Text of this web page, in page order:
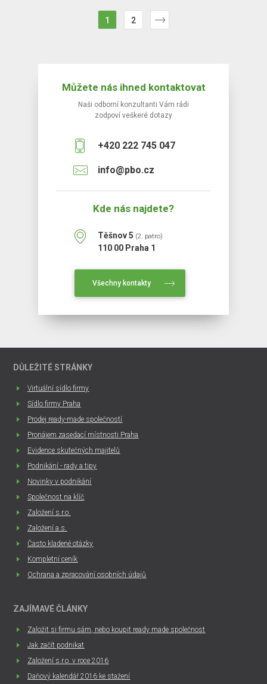
1 2
Můžete nás ihned kontaktovat
Naši odborní konzultanti Vám rádi
zodpoví veškeré dotazy
+420 222 745 047
info@pbo.cz
Kde nás najdete?
Těšnov 5 (2. patro)
110 00 Praha 1
Všechny kontakty
DŮLEŽITÉ STRÁNKY
Virtuální sídlo firmy
Sídlo firmy Praha
Prodej ready-made společností
Pronájem zasedací místnosti Praha
Evidence skutečných majitelů
Podnikání - rady a tipy
Novinky v podnikání
Společnost na klíč
Založení s.r.o.
Založení a.s.
Často kladené otázky
Kompletní ceník
Ochrana a zpracování osobních údajů
ZAJÍMAVÉ ČLÁNKY
Založit si firmu sám, nebo koupit ready made společnost
Jak začít podnikat
Založení s.r.o. v roce 2016
Daňový kalendář 2016 ke stažení